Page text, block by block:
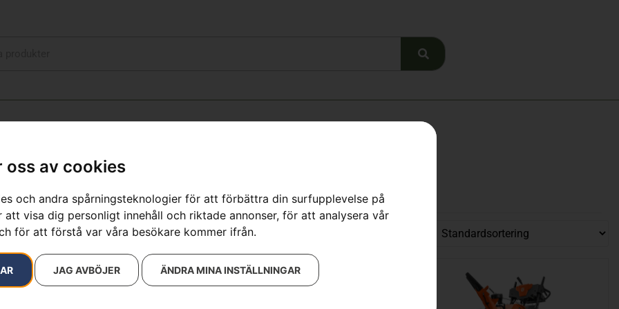
oss av cookies
och andra spårningsteknologier för att förbättra din surfupplevelse på
visa dig personligt innehåll och riktade annonser, för att analysera vår
för att förstå var våra besökare kommer ifrån.
JAG AVBÖJER ÄNDRA MINA INSTÄLLNINGAR